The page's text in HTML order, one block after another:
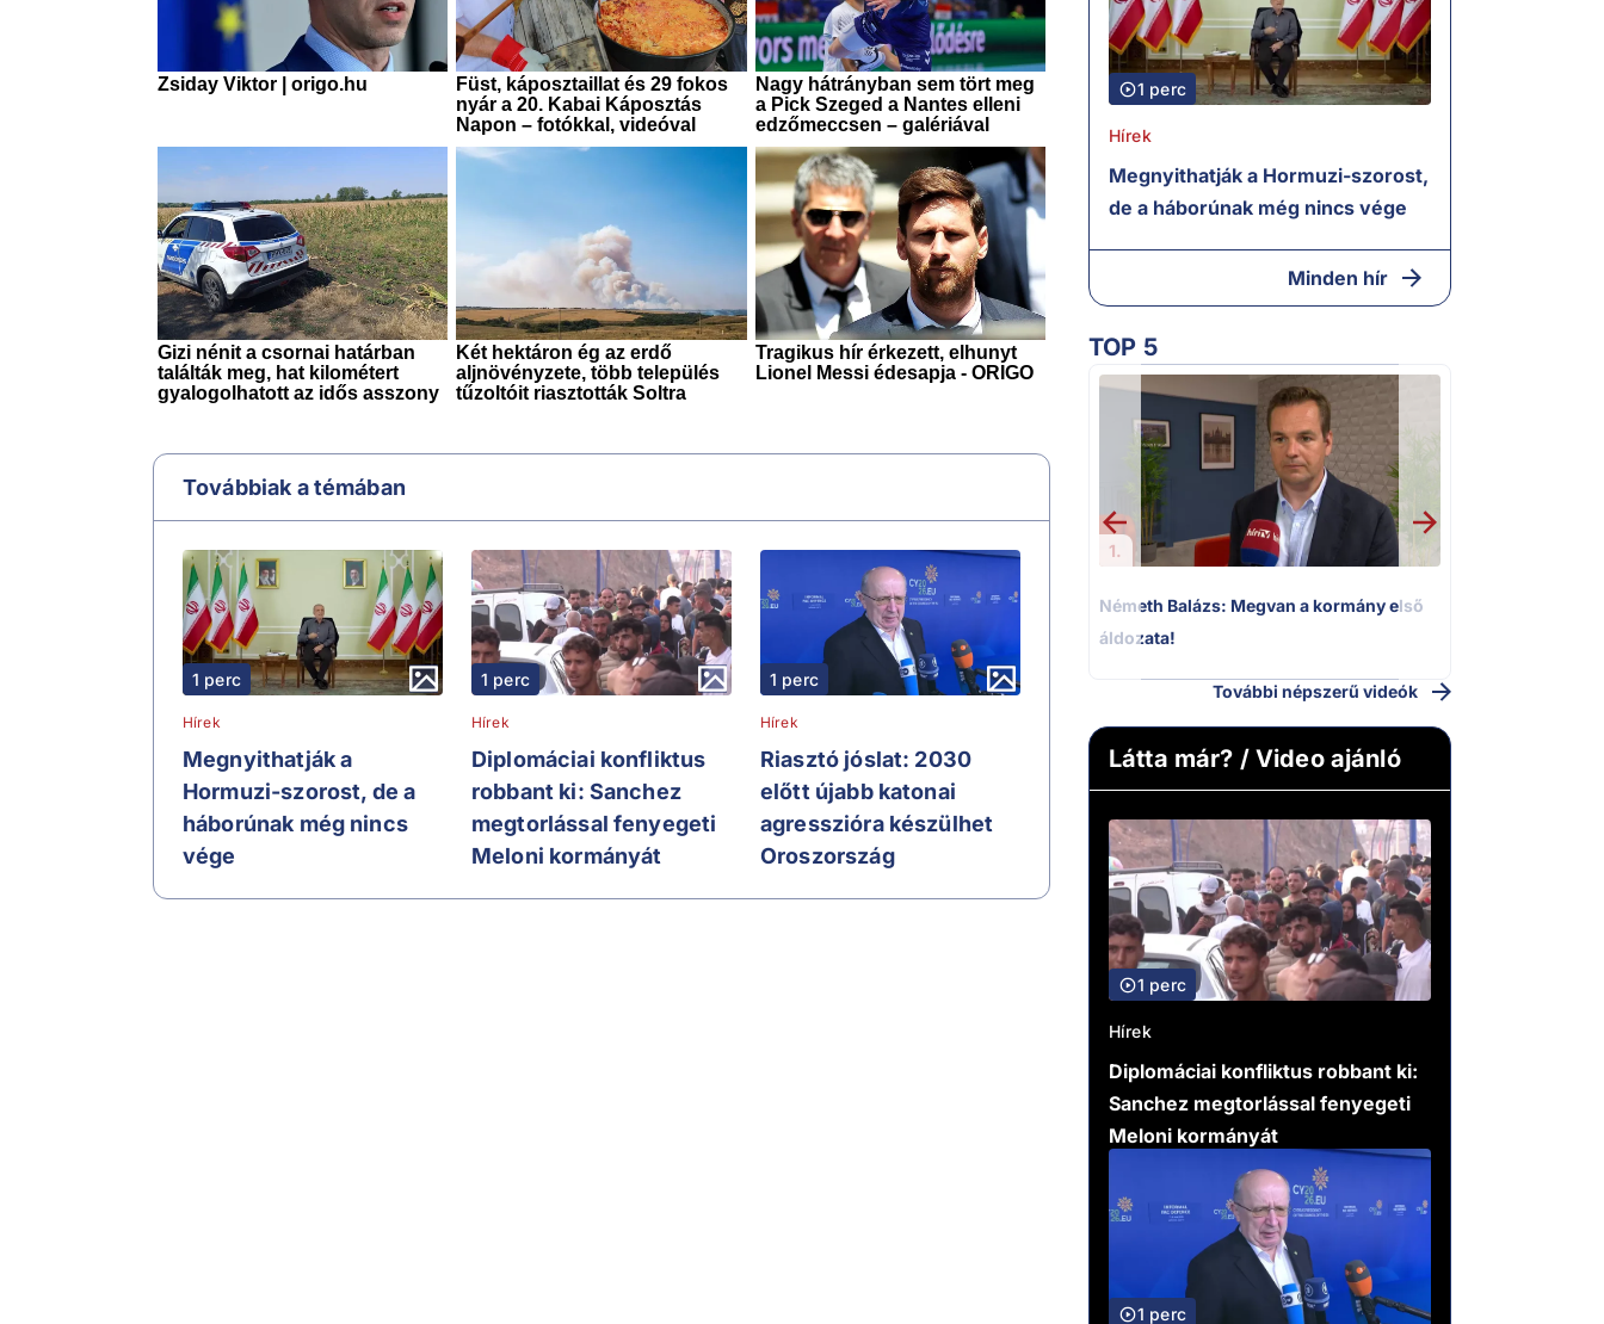
Továbbiak a témában
1 perc
Hírek
Megnyithatják a
Hormuzi-szorost, de a
háborúnak még nincs
vége
1 perc
Hírek
Diplomáciai konfliktus
robbant ki: Sanchez
megtorlással fenyegeti
Meloni kormányát
1 perc
Hírek
Riasztó jóslat: 2030
előtt újabb katonai
agresszióra készülhet
Oroszország
1 perc
Hírek
Megnyithatják a Hormuzi-szorost,
de a háborúnak még nincs vége
Minden hír
TOP 5
1.
Németh Balázs: Megvan a kormány első
áldozata!
További népszerű videók
Látta már? / Video ajánló
1 perc
Hírek
Diplomáciai konfliktus robbant ki:
Sanchez megtorlással fenyegeti
Meloni kormányát
1 perc